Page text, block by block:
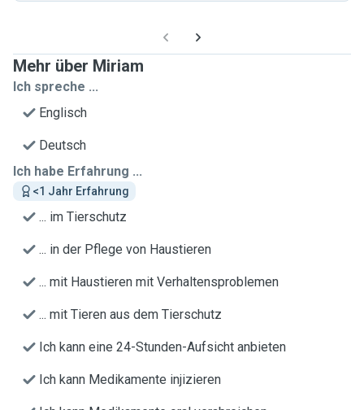
Mehr über Miriam
Ich spreche ...
Englisch
Deutsch
Ich habe Erfahrung ...
<1 Jahr Erfahrung
... im Tierschutz
... in der Pflege von Haustieren
... mit Haustieren mit Verhaltensproblemen
... mit Tieren aus dem Tierschutz
Ich kann eine 24-Stunden-Aufsicht anbieten
Ich kann Medikamente injizieren